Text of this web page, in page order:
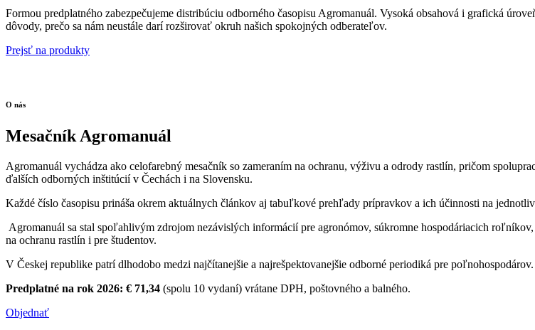
Formou predplatného zabezpečujeme distribúciu odborného časopisu Agromanuál. Vysoká obsahová i grafická
dôvody, prečo sa nám neustále darí rozširovať okruh našich spokojných odberateľov.
Prejsť na produkty
O nás
Mesačník Agromanuál
Agromanuál vychádza ako celofarebný mesačník so zameraním na ochranu, výživu a odrody rastlín, pričom
ďalších odborných inštitúcií v Čechách i na Slovensku.
Každé číslo časopisu prináša okrem aktuálnych článkov aj tabuľkové prehľady prípravkov a ich účinnosti na
Agromanuál sa stal spoľahlivým zdrojom nezávislých informácií pre agronómov, súkromne hospodáriacich
na ochranu rastlín i pre študentov.
V Českej republike patrí dlhodobo medzi najčítanejšie a najrešpektovanejšie odborné periodiká pre poľnohospodárov.
Predplatné na rok 2026: € 71,34 (spolu 10 vydaní) vrátane DPH, poštovného a balného.
Objednať